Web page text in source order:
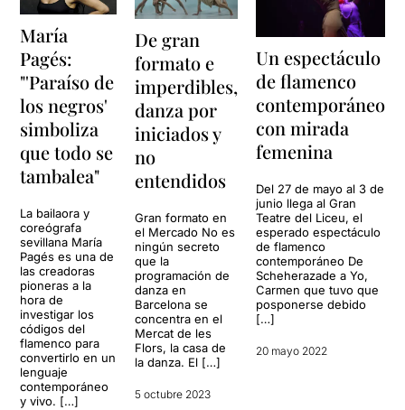
María
Pagés:
"'Paraíso de
los negros'
simboliza
que todo se
tambalea"
La bailaora y
coreógrafa
sevillana María
Pagés es una de
las creadoras
pioneras a la
hora de
investigar los
códigos del
flamenco para
convertirlo en un
lenguaje
contemporáneo
y vivo. […]
De gran
formato e
imperdibles,
danza por
iniciados y
no
entendidos
Gran formato en
el Mercado No es
ningún secreto
que la
programación de
danza en
Barcelona se
concentra en el
Mercat de les
Flors, la casa de
la danza. El […]
5 octubre 2023
Un espectáculo
de flamenco
contemporáneo
con mirada
femenina
Del 27 de mayo al 3 de
junio llega al Gran
Teatre del Liceu, el
esperado espectáculo
de flamenco
contemporáneo De
Scheherazade a Yo,
Carmen que tuvo que
posponerse debido
[…]
20 mayo 2022